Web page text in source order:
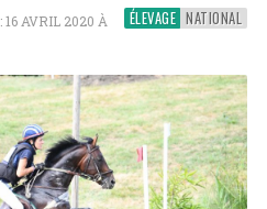
ÉLEVAGE NATIONAL
AVRIL 2020 À